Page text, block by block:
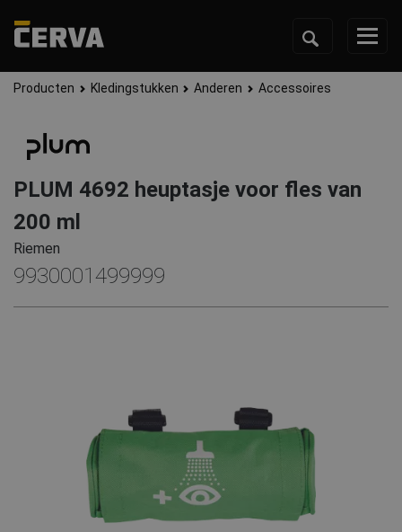
Producten Kledingstukken Anderen Accessoires
PLUM 4692 heuptasje voor fles van
200 ml
Riemen
9930001499999